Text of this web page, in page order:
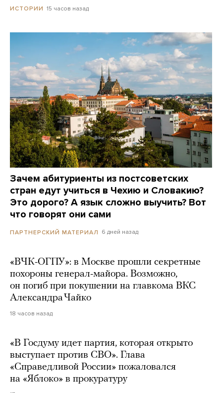
ИСТОРИИ 15 часов назад
Зачем абитуриенты из постсоветских
стран едут учиться в Чехию и Словакию?
Это дорого? А язык сложно выучить? Вот
что говорят они сами
ПАРТНЕРСКИЙ МАТЕРИАЛ 6 дней назад
«ВЧК-ОГПУ»: в Москве прошли секретные
похороны генерал-майора. Возможно,
он погиб при покушении на главкома ВКС
Александра Чайко
18 часов назад
«В Госдуму идет партия, которая открыто
выступает против СВО». Глава
«Справедливой России» пожаловался
на «Яблоко» в прокуратуру